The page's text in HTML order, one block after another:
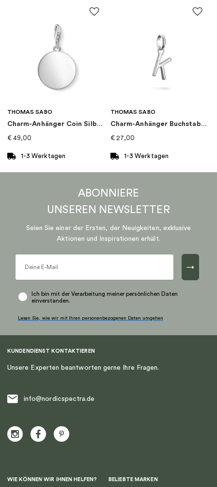
THOMAS SABO
Charm-Anhänger Coin Silber Gross
€ 49,00
1-3 Werktagen
THOMAS SABO
Charm-Anhänger Buchstabe K Connect Silber
€ 27,00
1-3 Werktagen
ABONNIERE
UNSEREN NEWSLETTER
Seien Sie einer der Ersten, der Neuigkeiten, exklusive
Aktionen und Inspirationen erhält.
→
Ich bin mit der Verarbeitung meiner persönlichen Daten
einverstanden.
Lesen Sie, wie wir mit Ihren personenbezogenen Daten umgehen
KUNDENDIENST KONTAKTIEREN
Unsere Experten beantworten gerne Ihre Fragen.
info@nordicspectra.de
WIE KÖNNEN WIR IHNEN HELFEN? BELIEBTE MARKEN